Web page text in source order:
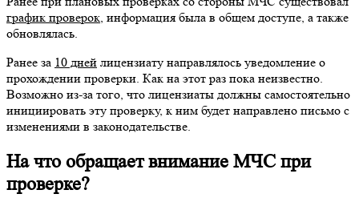
график проверок , информация была в общем доступе, а также
обновлялась.
Ранее за 10 дней лицензиату направлялось уведомление о
прохождении проверки. Как на этот раз пока неизвестно.
Возможно из-за того, что лицензиаты должны самостоятельно
инициировать эту проверку, к ним будет направлено письмо с
изменениями в законодательстве.
На что обращает внимание МЧС при
проверке?